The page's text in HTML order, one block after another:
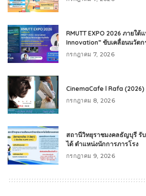
RMUTT EXPO 2026 ภายใต้
Innovation” ขับเคลื่อนนวัต
กรกฎาคม 7, 2026
CinemaCafe l Rafa
กรกฎาคม 8, 2026
สถานีวิทยุราชมงคลธัญบุรี รั
ได้ ตำแหน่งนักการภารโรง
กรกฎาคม 9, 2026